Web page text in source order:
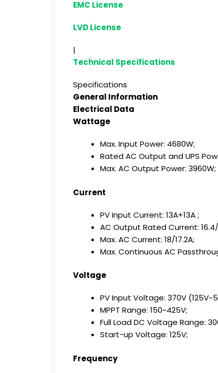
EMC License
LVD License
|
Technical Specifications
Specifications
General Information
Electrical Data
Wattage
Max. Input Power: 4680W;
Rated AC Output and UPS
Max. AC Output Power: 3960W;
Current
PV Input Current: 13A+13A ;
AC Output Rated Current: 16.4/
Max. AC Current: 18/17.2A;
Max. Continuous AC
Voltage
PV Input Voltage: 370V
MPPT Range: 150~425V;
Full Load DC Voltage Range:
Start-up Voltage: 125V;
Frequency